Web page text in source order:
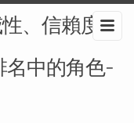
、信賴度、
名中的角色-